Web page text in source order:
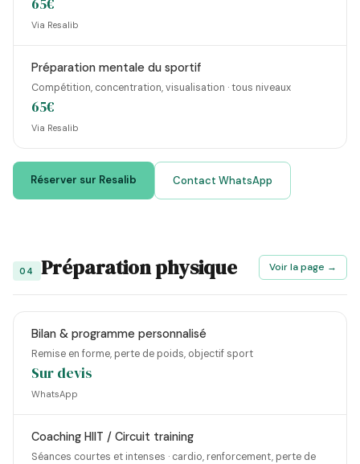
65€
Via Resalib
Préparation mentale du sportif
Compétition, concentration, visualisation · tous niveaux
65€
Via Resalib
Réserver sur Resalib Contact WhatsApp
04 Préparation physique Voir la page →
Bilan & programme personnalisé
Remise en forme, perte de poids, objectif sport
Sur devis
WhatsApp
Coaching HIIT / Circuit training
Séances courtes et intenses · cardio, renforcement, perte de